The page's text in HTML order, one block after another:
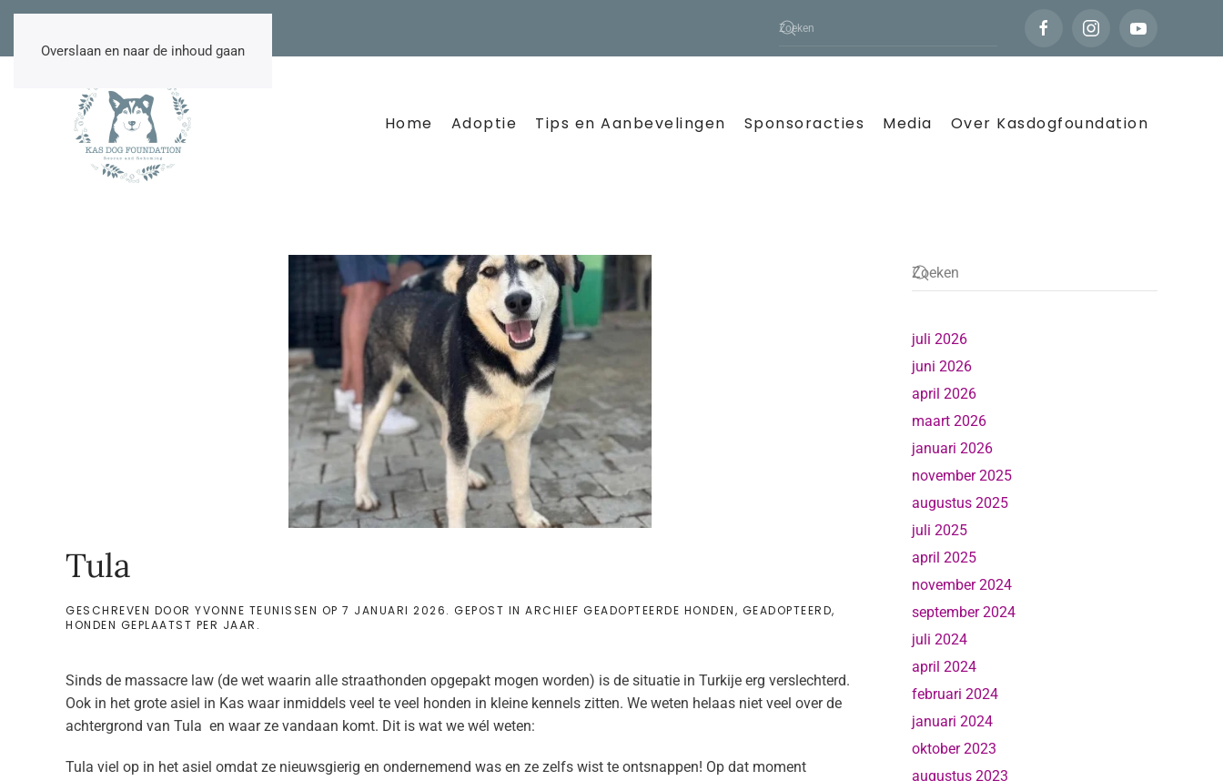
Overslaan en naar de inhoud gaan
Home Adoptie Tips en Aanbevelingen Sponsoracties Media Over Kasdogfoundation
Tula
GESCHREVEN DOOR YVONNE TEUNISSEN OP 7 JANUARI 2026. GEPOST IN ARCHIEF GEADOPTEERDE HONDEN, GEADOPTEERD,
HONDEN GEPLAATST PER JAAR .
Sinds de massacre law (de wet waarin alle straathonden opgepakt mogen worden) is de situatie in Turkije erg verslechterd.
Ook in het grote asiel in Kas waar inmiddels veel te veel honden in kleine kennels zitten. We weten helaas niet veel over de
achtergrond van Tula en waar ze vandaan komt. Dit is wat we wél weten:
Tula viel op in het asiel omdat ze nieuwsgierig en ondernemend was en ze zelfs wist te ontsnappen! Op dat moment
juli 2026
juni 2026
april 2026
maart 2026
januari 2026
november 2025
augustus 2025
juli 2025
april 2025
november 2024
september 2024
juli 2024
april 2024
februari 2024
januari 2024
oktober 2023
augustus 2023